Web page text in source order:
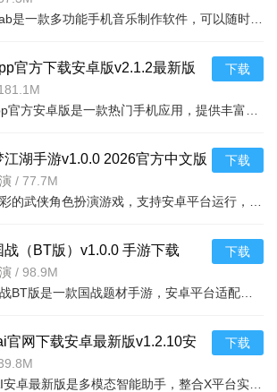
容，建议更换设备。
官方下载安卓版v2.1.2最新版 下载
江湖手游v1.0.0 2026官方中文版
/ 77.7M
下载
战（BT版）v1.0.0 手游下载
/ 98.9M
下载
官网下载安卓最新版v1.2.10安
下载